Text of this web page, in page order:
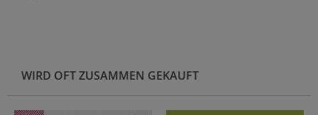
WIRD OFT ZUSAMMEN GEKAUFT